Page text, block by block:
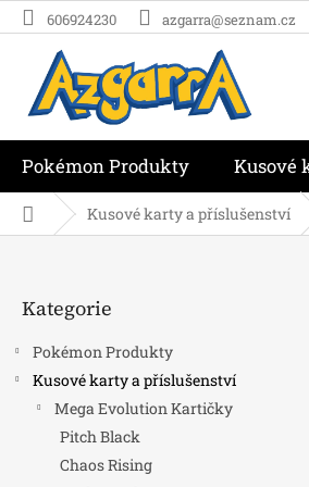
Přejít
na
606924230 azgarra@seznam.cz
Pokémon Produkty Kusové
Domů Kusové karty a příslušenství
kategorie
Kategorie
Pokémon Produkty
Kusové karty a příslušenství
Mega Evolution Kartičky
Pitch Black
Chaos Rising